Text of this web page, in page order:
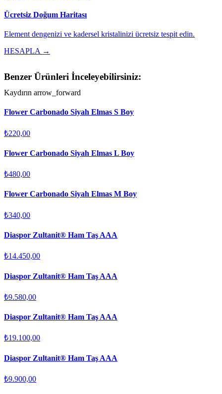
Ücretsiz Doğum Haritası
Element dengenizi ve kadersel kristalinizi ücretsiz tespit edin.
HESAPLA →
Benzer Ürünleri İnceleyebilirsiniz:
Kaydırın arrow_forward
Flower Carbonado Siyah Elmas S Boy
₺220,00
Flower Carbonado Siyah Elmas L Boy
₺480,00
Flower Carbonado Siyah Elmas M Boy
₺340,00
Diaspor Zultanit® Ham Taş AAA
₺14.450,00
Diaspor Zultanit® Ham Taş AAA
₺9.580,00
Diaspor Zultanit® Ham Taş AAA
₺19.100,00
Diaspor Zultanit® Ham Taş AAA
₺9.900,00